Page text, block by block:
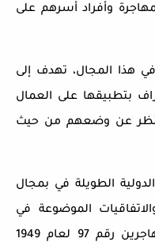
وأفراد أسرهم على
في هذا المجال، تهدف إلى
بتطبيقها على العمال
عن وضعهم من حيث
الطويلة في بمجال
الموضوعة في
إطارها أبرزها :اتفاقية العمال المهاجرين رقم 97 لعام 1949